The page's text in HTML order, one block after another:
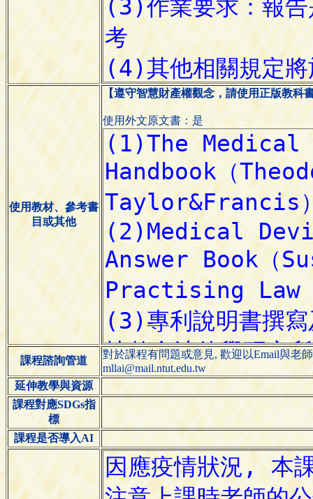
使用教材、參考書
目或其他
【遵守智慧財產權觀念，請使用正版教科
使用外文原文書：是
課程諮詢管道
對於課程有問題或意見, 歡迎以Email與老
mllai@mail.ntut.edu.tw
延伸教學與資源
課程對應SDGs指
標
課程是否導入AI